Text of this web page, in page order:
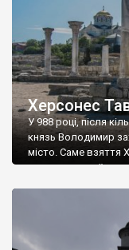
Херсонес
У 988 році, після
князь Володимир
місто. Саме взяття
диктувати свої
Херсонесі
А потім було